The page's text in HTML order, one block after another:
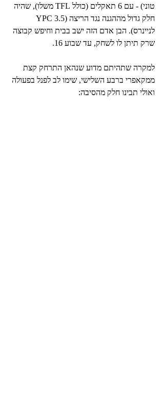
טוני) - עם 6 תאקלים (כולל TFL משלו), שהיה
לניינרס). הבן אדם הזה ישב בבית וחיפש קבוצה
שרק תיתן לו לשחק, עד שבוע 16.
למקרה שתהיתם מדוע שנהאן התרחק קצת
ממקאפרי ברבע השלישי, שימו לב לפנל בפעולה
ואולי תבינו חלק מהסיבה: